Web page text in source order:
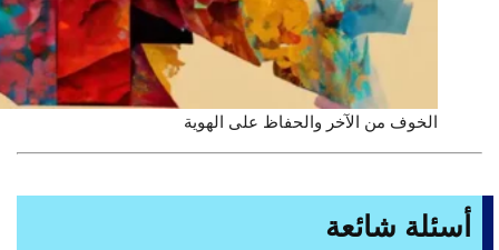
الخوف من الآخر والحفاظ على الهوية
أسئلة شائعة